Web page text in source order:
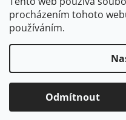
procházením tohoto
používáním.
Odmítnout
Copyright 2026